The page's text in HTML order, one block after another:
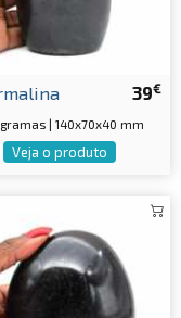
39€
| 140x70x40 mm
Veja o produto